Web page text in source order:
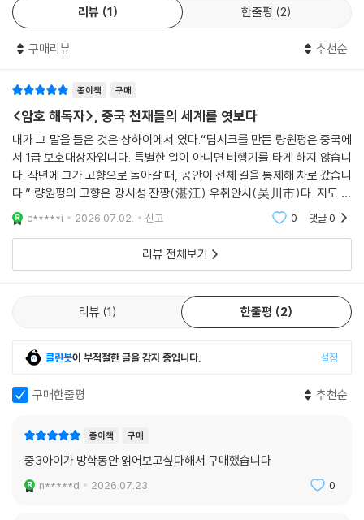
감히 말하는데 나는 수많은 학생을 가르쳤지만 그 애만큼 자질이 뛰어나고
배우기를 좋아하는 학생은 없었어. 기억력, 상상력, 이해력, 그리고 계산,
--- p.81-82
“불완전한 생각 하나가 완벽한 점수보다 더 옳다.” 알고 보면 그가 고집한
교수법은 학생들이 머리를 쓰고 상상력과 창조력을 계발하게 했어요.
--- p.92
1956년 여름의 그 새벽 흐릿한 어스름 속에서 차를 타고 N대학을 떠날 때
룽진전은 옆에 앉은 다소 오만한 태도의 남자가 자기 일생과 잔혹하면서도
신비로운 암호 해독 업무를 연결시킬 줄은 꿈에도 몰랐다.
--- p.187
물론 가장 강력한 반격은 의심할 여지 없이 일 년 뒤 룽진전이 퍼플코드를
겨우 일 년 만이었다!
--- p.218
예를 하나 들어 보죠. 암호를 산에 비유한다면 암호 해독은 그 산의 비밀을
비밀을 탐색합니다. 하지만 그는 그렇게 하지 않았습니다. 그 옆의 다른 산
에 올라간 뒤 탐조등을 비추면서 망원경으로 세밀하게 비밀을 관찰했죠.
숨겨져 있으며 그가 암호를 푸는 과정은 영혼을 산산조각 낸 뒤 다시 빚어
내는 과정과도 같다. 이렇게 천재와 또 다른 적국의 천재 사이의 숨 막히는
대결이 펼쳐진다. 그는 과연 암호를 해독하고 국가의 영웅이 될 수 있을까?
시간이 흘러 1990년 봄, 아버지를 통해 룽진전에 관한 전설을 듣게 된
‘나’는 그 누구도 궤적을 예측할 수 없었던 한 천재의 기이한 운명을 추적하
기 시작한다.
이 작품은 스파이 소설이나 추리소설을 넘어 냉전기의 정치적 긴장과 국가
권력의 어두운 그림자를 배경으로, 천재성과 광기, 운명과 우연, 인간 정신
의 가능성과 한계를 깊이 있게 탐구한다. 독자는 암호를 해독하는 과정을
따라가면서 동시에 한 인간의 내면과 시대의 비극을 읽게 된다. 보르헤스
의 지적 미궁과 존 르카레의 첩보 서사, 그리고 동아시아 특유의 운명론적
대중성과작품성을동시에획득한중국현대문단의거장
반혁명분자의 극빈 가정 출신이라는 이유로 진학에 제약을 받아 군사 학교
무한 이 시기의 경험은 훗날 『암호 해독자』 세계관의 토대가 되었다.
“이십팔 년 전 어느 평범하기 그지없는 날에 나는 전혀 평범하지 않은 곳에
들어갔습니다. 비밀스러운 군대였습니다. 나는 그곳에서 운 좋게 특수한
리뷰 1 한줄평 2
구매리뷰 추천순
종이책 구매
<암호 해독자>, 중국 천재들의 세계를 엿보다
내가 그 말을 들은 것은 상하이에서 였다.“딥시크를 만든 량원펑은 중국에
서 1급 보호대상자입니다. 특별한 일이 아니면 비행기를 타게 하지 않습니
다. 작년에 그가 고향으로 돌아갈 때, 공안이 전체 길을 통제해 차로 갔습니
다.” 량원펑의 고향은 광시성 잔짱(湛江) 우취안시(吴川市)다. 지도 프
로그램으로 찍어보니, 항저우에서 고향 마을까지는 1,590킬로미터, 운전
시간 만으로 17
c*****i 2026.07.02. 신고 0 댓글0
리뷰 전체보기
리뷰 1 한줄평 2
클린봇이 부적절한 글을 감지 중입니다. 설정
구매한줄평 추천순
종이책 구매
중3아이가 방학동안 읽어보고싶다해서 구매했습니다
n*****d 2026.07.23. 0